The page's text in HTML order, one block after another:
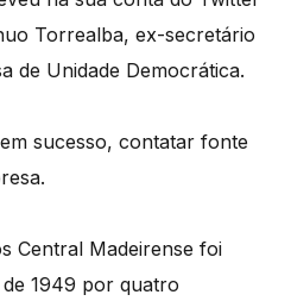
Torrealba, ex-secretário
de Unidade Democrática.
sucesso, contatar fonte
Central Madeirense foi
1949 por quatro